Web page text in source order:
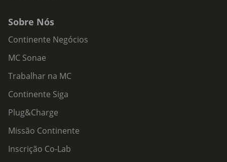
Sobre Nós
Continente Negócios
MC Sonae
Trabalhar na MC
Continente Siga
Plug&Charge
Missão Continente
Inscrição Co-Lab